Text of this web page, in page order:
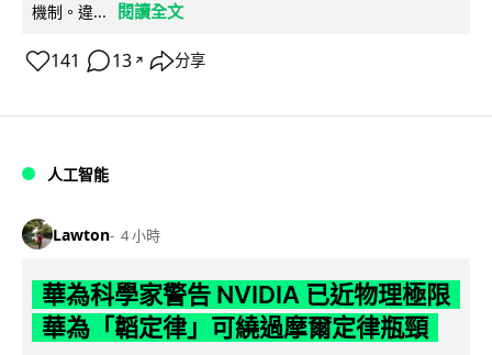
機制。違...
閱讀全文
141 13 ↗ 分享
人工智能
Lawton 4 小時
華為科學家警告 NVIDIA 已近物理極限
華為「韜定律」可繞過摩爾定律瓶頸